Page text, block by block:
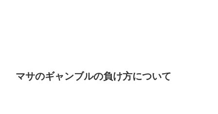
マサのギャンブルの負け方について